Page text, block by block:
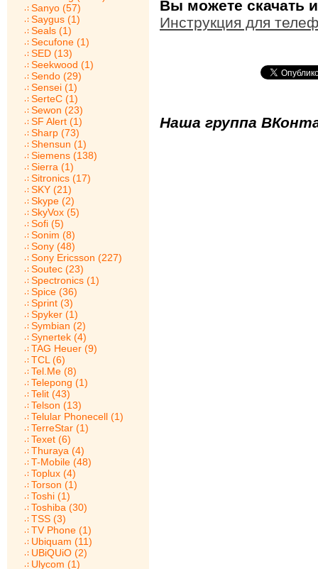
Sanyo (57)
Saygus (1)
Seals (1)
Secufone (1)
SED (13)
Seekwood (1)
Sendo (29)
Sensei (1)
SerteC (1)
Sewon (23)
SF Alert (1)
Sharp (73)
Shensun (1)
Siemens (138)
Sierra (1)
Sitronics (17)
SKY (21)
Skype (2)
SkyVox (5)
Sofi (5)
Sonim (8)
Sony (48)
Sony Ericsson (227)
Soutec (23)
Spectronics (1)
Spice (36)
Sprint (3)
Spyker (1)
Symbian (2)
Synertek (4)
TAG Heuer (9)
TCL (6)
Tel.Me (8)
Telepong (1)
Telit (43)
Telson (13)
Telular Phonecell (1)
TerreStar (1)
Texet (6)
Thuraya (4)
T-Mobile (48)
Toplux (4)
Torson (1)
Toshi (1)
Toshiba (30)
TSS (3)
TV Phone (1)
Ubiquam (11)
UBiQUiO (2)
Ulycom (1)
Вы можете скачать
Инструкция для
Наша группа